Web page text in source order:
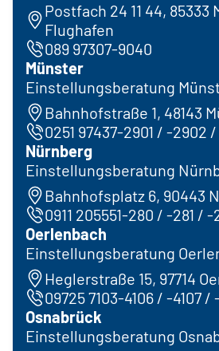
Postfach 24 11 44, 85333
Flughafen
089 97307-9040
Münster
Einstellungsberatung
Bahnhofstraße 1, 48143
0251 97437-2901 / -2902
Nürnberg
Einstellungsberatung
Bahnhofsplatz 6, 90443
0911 205551-280 / -281 / -
Oerlenbach
Einstellungsberatung
Heglerstraße 15, 97714
09725 7103-4106 / -4107 /
Osnabrück
Einstellungsberatung